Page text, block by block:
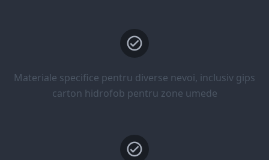
Materiale specifice pentru diverse nevoi, inclusiv gips
carton hidrofob pentru zone umede